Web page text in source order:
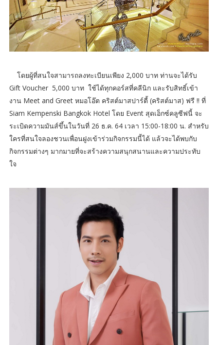
โดยผู้ที่สนใจสามารถลงทะเบียนเพียง 2,000 บาท ท่านจะได้รับ
Gift Voucher 5,000 บาท ใช้ได้ทุกคอร์สที่คลีนิก และรับสิทธิ์เข้า
งาน Meet and Greet หมอโอ๊ต คริสต์มาสปาร์ตี้ (คริสต์มาส) ฟรี !! ที่
Siam Kempenski Bangkok Hotel โดย Event สุดเอ็กซ์คลูซีฟนี้ จะ
ระเบิดความมันส์ขึ้นในวันที่ 26 ธ.ค. 64 เวลา 15:00-18:00 น. สำหรับ
ใครที่สนใจลองชวนเพื่อนฝูงเข้าร่วมกิจกรรมนี้ได้ แล้วจะได้พบกับ
กิจกรรมต่างๆ มากมายที่จะสร้างความสนุกสนานและความประทับ
ใจ